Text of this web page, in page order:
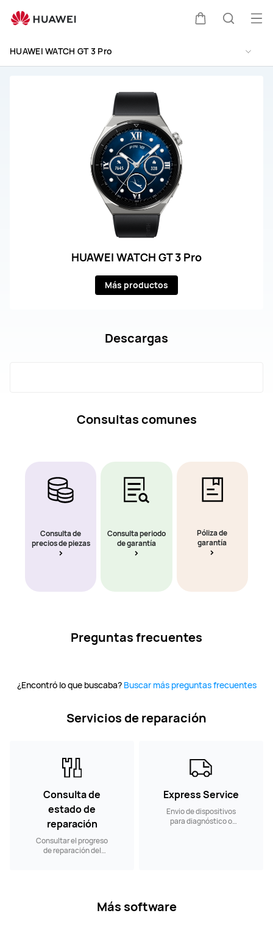
HUAWEI
GT
3
HUAWEI WATCH GT 3 Pro
HUAWEI WATCH GT 3 Pro
Más productos
Descargas
Consultas comunes
Consulta de
precios de piezas
Consulta periodo
de garantía
Póliza de
garantía
Preguntas frecuentes
¿Encontró lo que buscaba? Buscar más preguntas frecuentes
Servicios de reparación
Consulta de
estado de
reparación
Consultar el progreso
de reparación del
Express Service
Envio de dispositivos
para diagnóstico o
Más software